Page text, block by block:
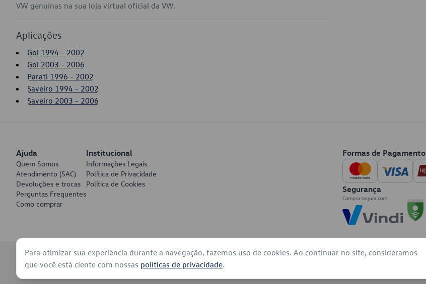
VW genuínas na sua loja virtual oficial da VW.
Aplicações
Gol 1994 - 2002
Gol 2003 - 2006
Parati 1996 - 2002
Saveiro 1994 - 2002
Saveiro 2003 - 2006
Ajuda
Quem Somos
Atendimento (SAC)
Devoluções e trocas
Perguntas Frequentes
Como comprar
Institucional
Informações Legais
Política de Privacidade
Política de Cookies
Formas de Pagamento
Segurança
© 2026 - Volkswagen do Brasil - Todos os direitos reservados
Para otimizar sua experiência durante a navegação, fazemos uso de cookies. Ao continuar no site, consideramos
que você está ciente com nossas políticas de privacidade.